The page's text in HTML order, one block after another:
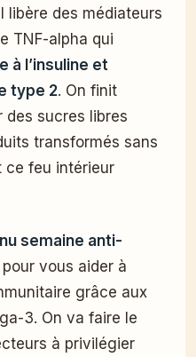
TNF-alpha qui
à l’insuline et
type 2. On finit
des sucres libres
transformés sans
ce feu intérieur
semaine anti-
pour vous aider à
grâce aux
3. On va faire le
à privilégier